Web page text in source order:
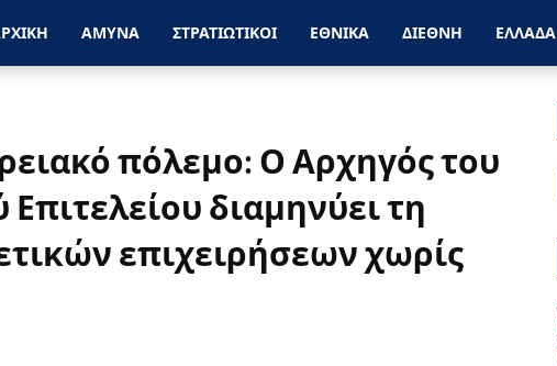
ΑΜΥΝΑ ΣΤΡΑΤΙΩΤΙΚΟΙ ΕΘΝΙΚΑ ΔΙΕΘΝΗ ΕΛΛΑΔΑ
πόλεμο: Ο Αρχηγός του
Επιτελείου διαμηνύει τη
επιχειρήσεων χωρίς